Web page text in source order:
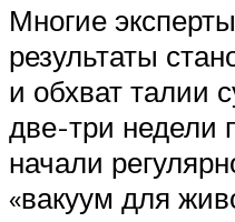
Многие
результаты
и обхват талии
две-три недели
начали
«вакуум для